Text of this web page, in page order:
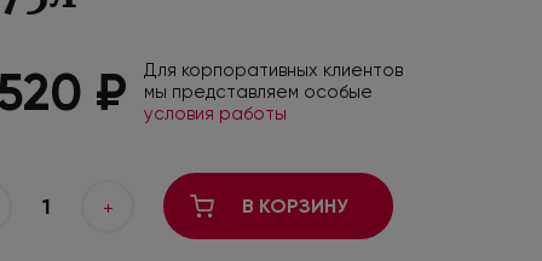
₽
Для корпоративных клиентов
мы представляем особые
условия работы
1 + В КОРЗИНУ